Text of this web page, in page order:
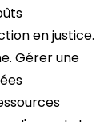
en justice.
Gérer une